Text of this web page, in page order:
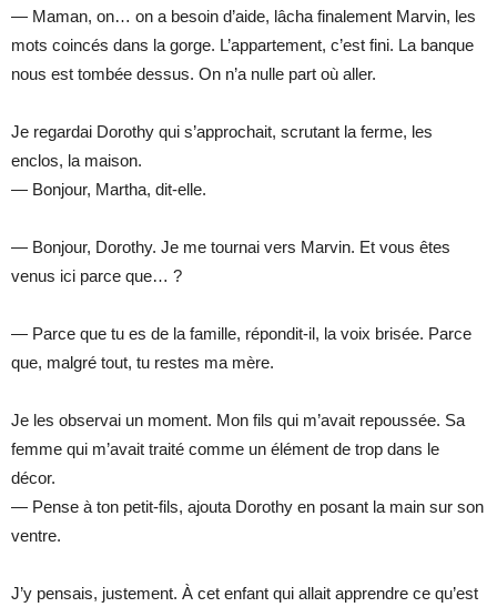
— Maman, on… on a besoin d’aide, lâcha finalement Marvin, les
mots coincés dans la gorge. L’appartement, c’est fini. La banque
nous est tombée dessus. On n’a nulle part où aller.
Je regardai Dorothy qui s’approchait, scrutant la ferme, les
enclos, la maison.
— Bonjour, Martha, dit-elle.
— Bonjour, Dorothy. Je me tournai vers Marvin. Et vous êtes
venus ici parce que… ?
— Parce que tu es de la famille, répondit-il, la voix brisée. Parce
que, malgré tout, tu restes ma mère.
Je les observai un moment. Mon fils qui m’avait repoussée. Sa
femme qui m’avait traité comme un élément de trop dans le
décor.
— Pense à ton petit-fils, ajouta Dorothy en posant la main sur son
ventre.
J’y pensais, justement. À cet enfant qui allait apprendre ce qu’est